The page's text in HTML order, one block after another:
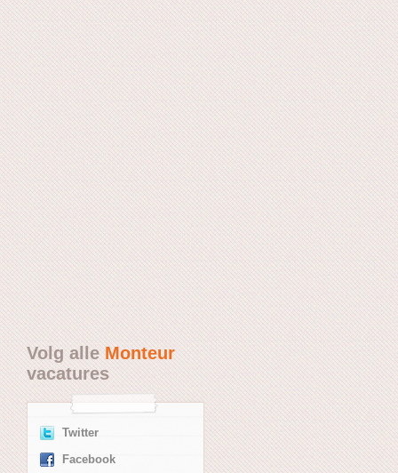
Volg alleMonteur
vacatures
Twitter
Facebook